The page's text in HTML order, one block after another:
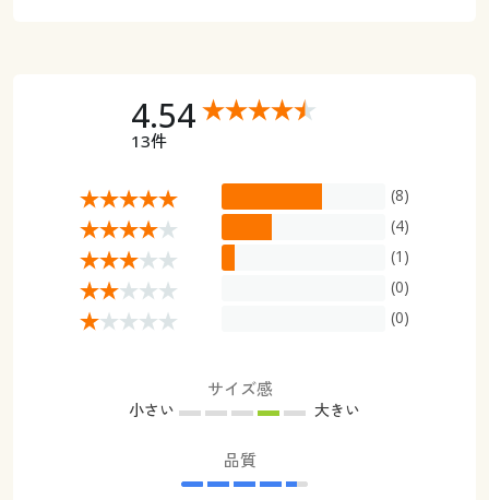
ご利用ガイド
よくある質問とお問い合わせ
ご利用ガイド
よくある質問とお問い合わせ
4.54
13件
(8)
(4)
(1)
(0)
(0)
サイズ感
小さい 大きい
品質